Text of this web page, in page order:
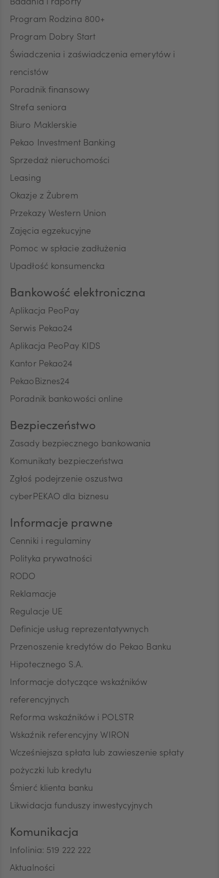
DKK
SEK
TRY
ZAR
Badania i raporty
Program Rodzina 800+
Program Dobry Start
Świadczenia i zaświadczenia emerytów i
rencistów
Poradnik finansowy
Strefa seniora
Biuro Maklerskie
Pekao Investment Banking
Sprzedaż nieruchomości
Leasing
Okazje z Żubrem
Przekazy Western Union
Zajęcia egzekucyjne
Pomoc w spłacie zadłużenia
Upadłość konsumencka
Bankowość elektroniczna
Aplikacja PeoPay
Serwis Pekao24
Aplikacja PeoPay KIDS
Kantor Pekao24
PekaoBiznes24
Poradnik bankowości online
Bezpieczeństwo
Zasady bezpiecznego bankowania
Komunikaty bezpieczeństwa
Zgłoś podejrzenie oszustwa
cyberPEKAO dla biznesu
Informacje prawne
Cenniki i regulaminy
Polityka prywatności
RODO
Reklamacje
Regulacje UE
Definicje usług reprezentatywnych
Przenoszenie kredytów do Pekao Banku
Hipotecznego S.A.
Informacje dotyczące wskaźników
referencyjnych
Reforma wskaźników i POLSTR
Wskaźnik referencyjny WIRON
Wcześniejsza spłata lub zawieszenie spłaty
pożyczki lub kredytu
Śmierć klienta banku
Likwidacja funduszy inwestycyjnych
Komunikacja
Infolinia: 519 222 222
Aktualności